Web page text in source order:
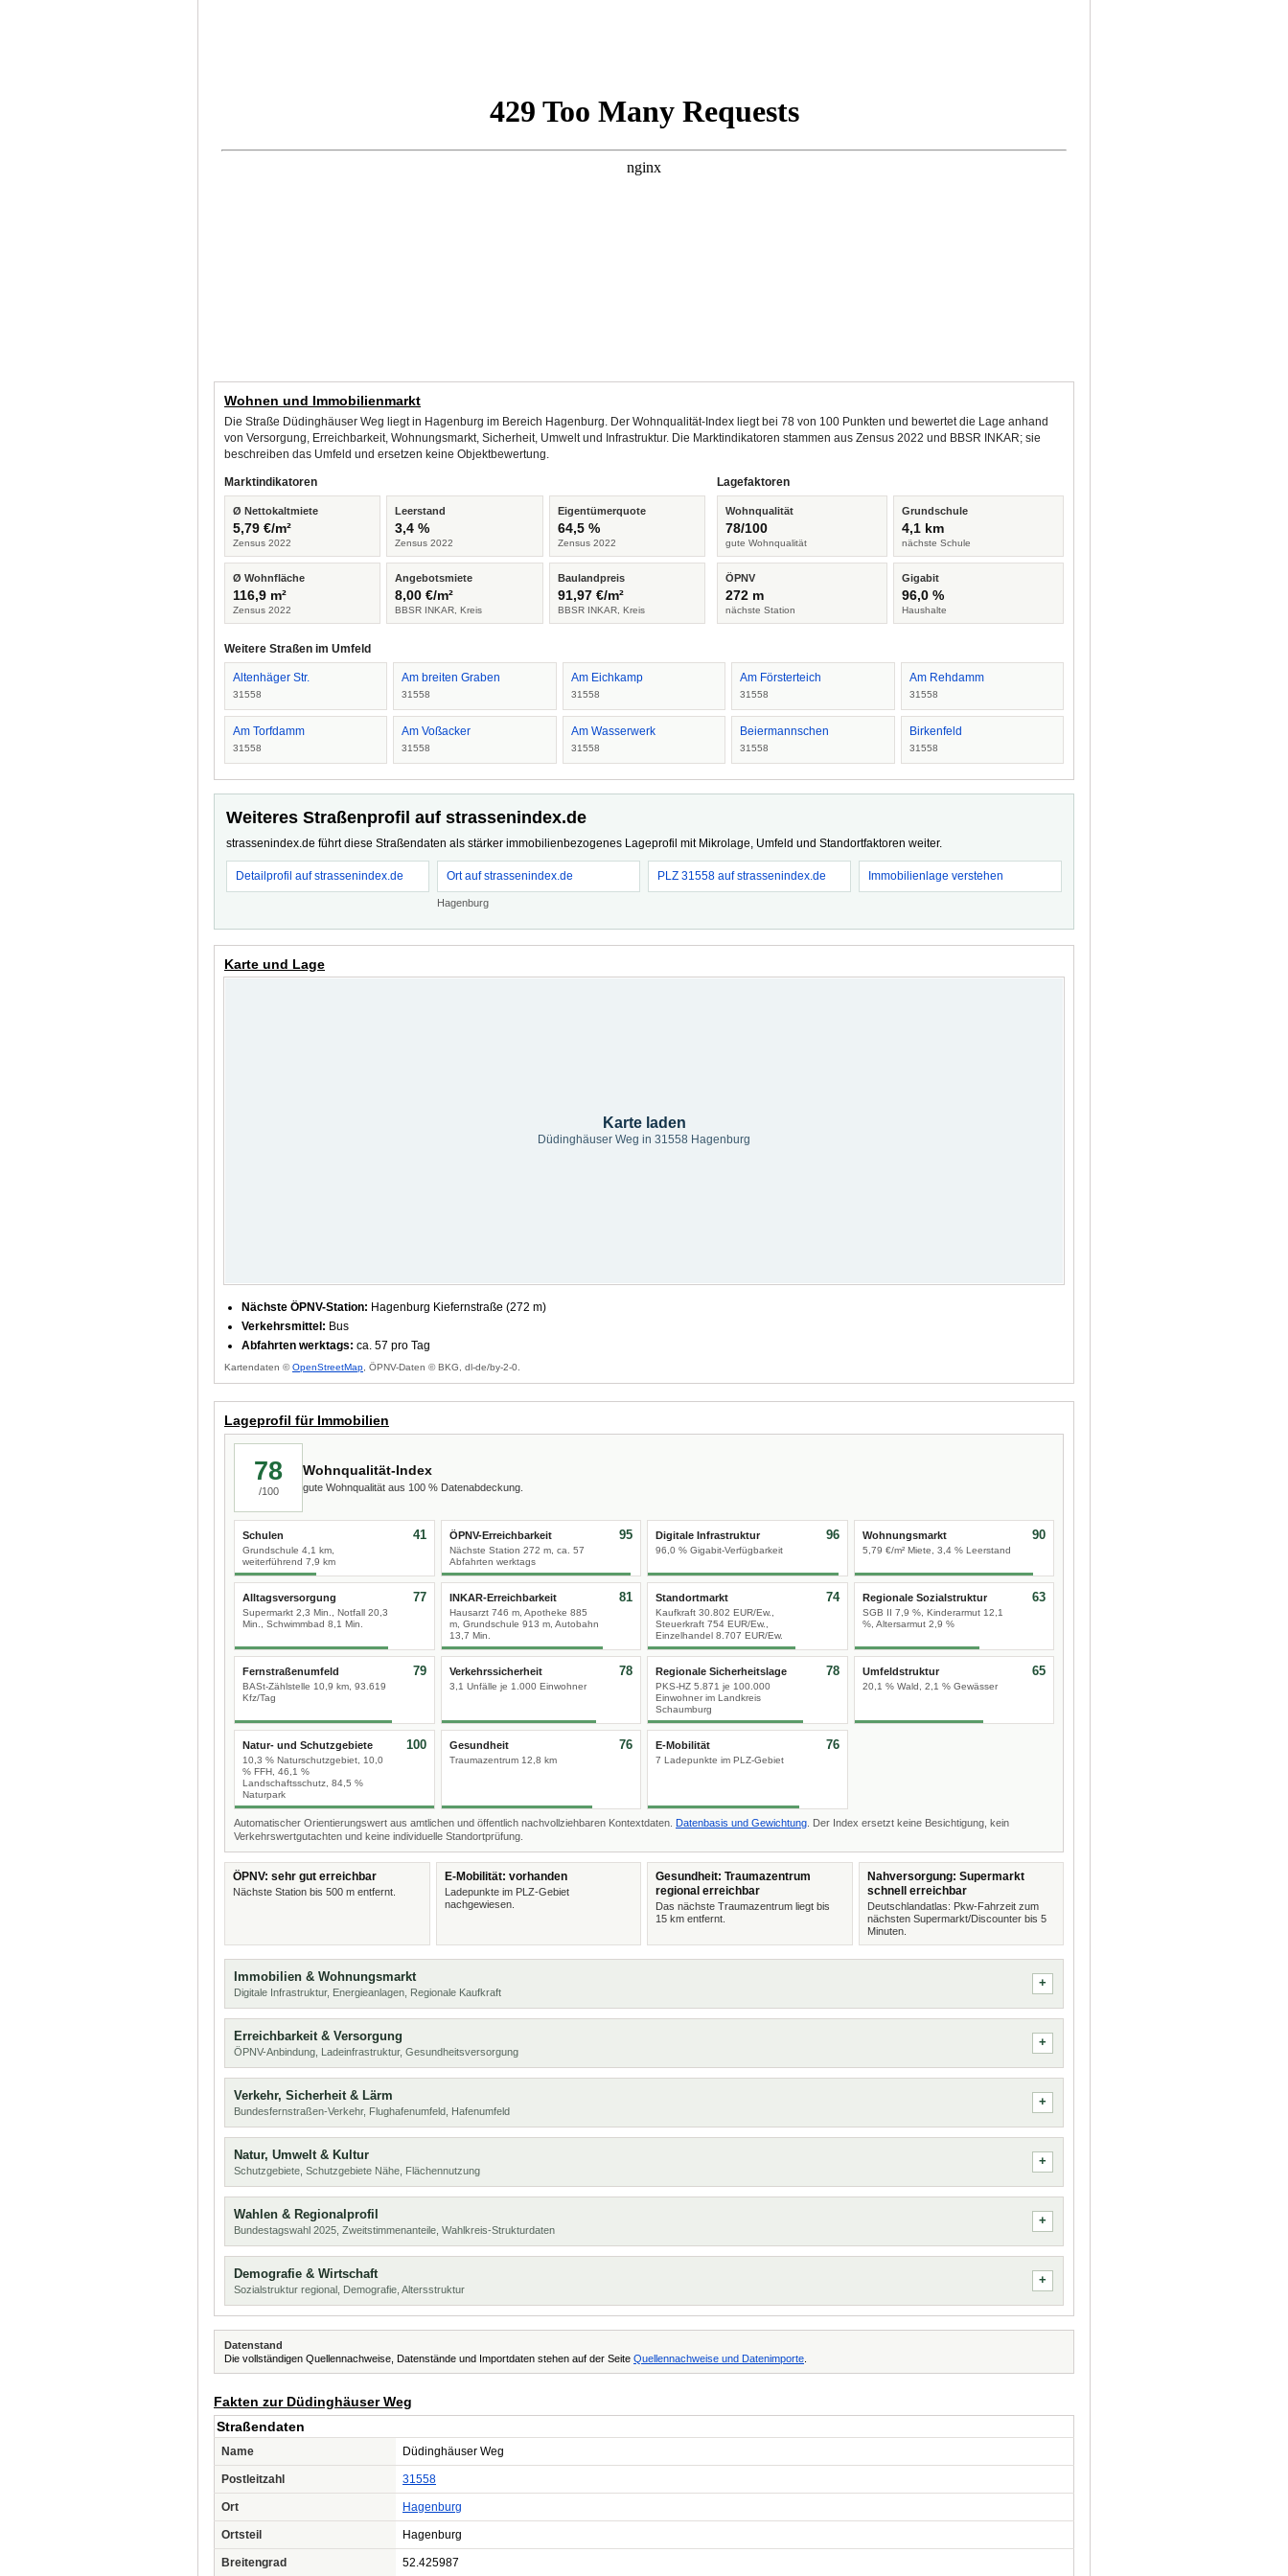
Wohnen und Immobilienmarkt
Die Straße Düdinghäuser Weg liegt in Hagenburg im Bereich Hagenburg. Der Wohnqualität-Index liegt bei 78 von 100 Punkten und bewertet die Lage anhand
von Versorgung, Erreichbarkeit, Wohnungsmarkt, Sicherheit, Umwelt und Infrastruktur. Die Marktindikatoren stammen aus Zensus 2022 und BBSR INKAR; sie
beschreiben das Umfeld und ersetzen keine Objektbewertung.
Marktindikatoren
Ø Nettokaltmiete
5,79 €/m²
Zensus 2022
Leerstand
3,4 %
Zensus 2022
Eigentümerquote
64,5 %
Zensus 2022
Ø Wohnfläche
116,9 m²
Zensus 2022
Angebotsmiete
8,00 €/m²
BBSR INKAR, Kreis
Baulandpreis
91,97 €/m²
BBSR INKAR, Kreis
Lagefaktoren
Wohnqualität
78/100
gute Wohnqualität
Grundschule
4,1 km
nächste Schule
ÖPNV
272 m
nächste Station
Gigabit
96,0 %
Haushalte
Weitere Straßen im Umfeld
Altenhäger Str.
31558
Am breiten Graben
31558
Am Eichkamp
31558
Am Försterteich
31558
Am Rehdamm
31558
Am Torfdamm
31558
Am Voßacker
31558
Am Wasserwerk
31558
Beiermannschen
31558
Birkenfeld
31558
Weiteres Straßenprofil auf strassenindex.de
strassenindex.de führt diese Straßendaten als stärker immobilienbezogenes Lageprofil mit Mikrolage, Umfeld und Standortfaktoren weiter.
Detailprofil auf strassenindex.de Ort auf strassenindex.de
Hagenburg
PLZ 31558 auf strassenindex.de Immobilienlage verstehen
Karte und Lage
Karte laden
Düdinghäuser Weg in 31558 Hagenburg
Nächste ÖPNV-Station: Hagenburg Kiefernstraße (272 m)
Verkehrsmittel: Bus
Abfahrten werktags: ca. 57 pro Tag
Kartendaten ©OpenStreetMap , ÖPNV-Daten © BKG, dl-de/by-2-0.
Lageprofil für Immobilien
78
/100
Wohnqualität-Index
gute Wohnqualität aus 100 % Datenabdeckung.
Schulen
Grundschule 4,1 km,
weiterführend 7,9 km
41 ÖPNV-Erreichbarkeit
Nächste Station 272 m, ca. 57
Abfahrten werktags
95 Digitale Infrastruktur
96,0 % Gigabit-Verfügbarkeit
96 Wohnungsmarkt
5,79 €/m² Miete, 3,4 % Leerstand
90
Alltagsversorgung
Supermarkt 2,3 Min., Notfall 20,3
Min., Schwimmbad 8,1 Min.
77 INKAR-Erreichbarkeit
Hausarzt 746 m, Apotheke 885
m, Grundschule 913 m, Autobahn
13,7 Min.
81 Standortmarkt
Kaufkraft 30.802 EUR/Ew.,
Steuerkraft 754 EUR/Ew.,
Einzelhandel 8.707 EUR/Ew.
74 Regionale Sozialstruktur
SGB II 7,9 %, Kinderarmut 12,1
%, Altersarmut 2,9 %
63
Fernstraßenumfeld
BASt-Zählstelle 10,9 km, 93.619
Kfz/Tag
79 Verkehrssicherheit
3,1 Unfälle je 1.000 Einwohner
78 Regionale Sicherheitslage
PKS-HZ 5.871 je 100.000
Einwohner im Landkreis
Schaumburg
78 Umfeldstruktur
20,1 % Wald, 2,1 % Gewässer
65
Natur- und Schutzgebiete
10,3 % Naturschutzgebiet, 10,0
% FFH, 46,1 %
Landschaftsschutz, 84,5 %
Naturpark
100 Gesundheit
Traumazentrum 12,8 km
76 E-Mobilität
7 Ladepunkte im PLZ-Gebiet
76
Automatischer Orientierungswert aus amtlichen und öffentlich nachvollziehbaren Kontextdaten. Datenbasis und Gewichtung . Der Index ersetzt keine Besichtigung, kein
Verkehrswertgutachten und keine individuelle Standortprüfung.
ÖPNV: sehr gut erreichbar
Nächste Station bis 500 m entfernt.
E-Mobilität: vorhanden
Ladepunkte im PLZ-Gebiet
nachgewiesen.
Gesundheit: Traumazentrum
regional erreichbar
Das nächste Traumazentrum liegt bis
15 km entfernt.
Nahversorgung: Supermarkt
schnell erreichbar
Deutschlandatlas: Pkw-Fahrzeit zum
nächsten Supermarkt/Discounter bis 5
Minuten.
Immobilien & Wohnungsmarkt
Digitale Infrastruktur, Energieanlagen, Regionale Kaufkraft
Erreichbarkeit & Versorgung
ÖPNV-Anbindung, Ladeinfrastruktur, Gesundheitsversorgung
Verkehr, Sicherheit & Lärm
Bundesfernstraßen-Verkehr, Flughafenumfeld, Hafenumfeld
Natur, Umwelt & Kultur
Schutzgebiete, Schutzgebiete Nähe, Flächennutzung
Wahlen & Regionalprofil
Bundestagswahl 2025, Zweitstimmenanteile, Wahlkreis-Strukturdaten
Demografie & Wirtschaft
Sozialstruktur regional, Demografie, Altersstruktur
Datenstand
Die vollständigen Quellennachweise, Datenstände und Importdaten stehen auf der Seite Quellennachweise und Datenimporte
Fakten zur Düdinghäuser Weg
Straßendaten
Name Düdinghäuser Weg
Postleitzahl 31558
Ort Hagenburg
Ortsteil Hagenburg
Breitengrad 52.425987